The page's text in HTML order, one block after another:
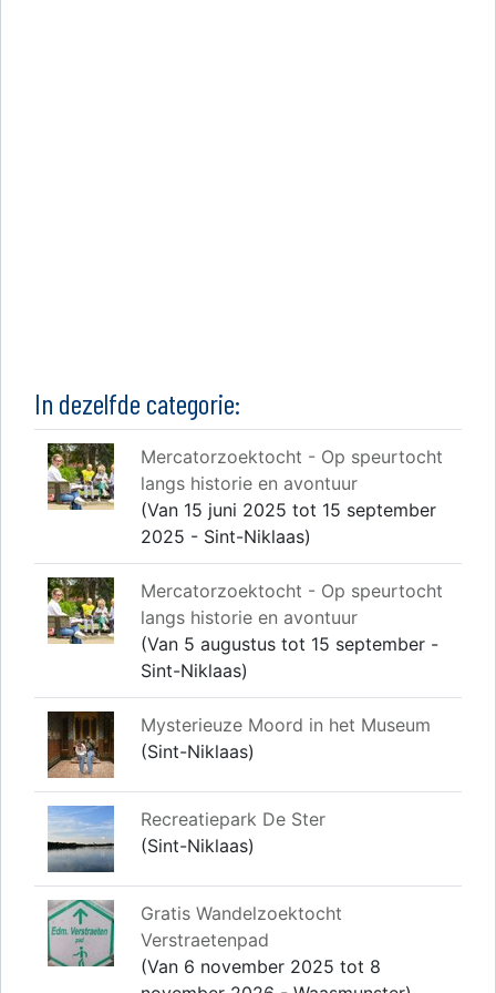
In dezelfde categorie:
Mercatorzoektocht - Op speurtocht
langs historie en avontuur
(Van 15 juni 2025 tot 15 september
2025 - Sint-Niklaas)
Mercatorzoektocht - Op speurtocht
langs historie en avontuur
(Van 5 augustus tot 15 september -
Sint-Niklaas)
Mysterieuze Moord in het Museum
(Sint-Niklaas)
Recreatiepark De Ster
(Sint-Niklaas)
Gratis Wandelzoektocht
Verstraetenpad
(Van 6 november 2025 tot 8